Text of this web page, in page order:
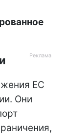
ЕС
Они